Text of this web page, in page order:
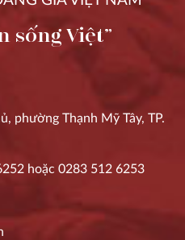
sống Việt”
phường Thạnh Mỹ Tây, TP.
hoặc 0283 512 6253